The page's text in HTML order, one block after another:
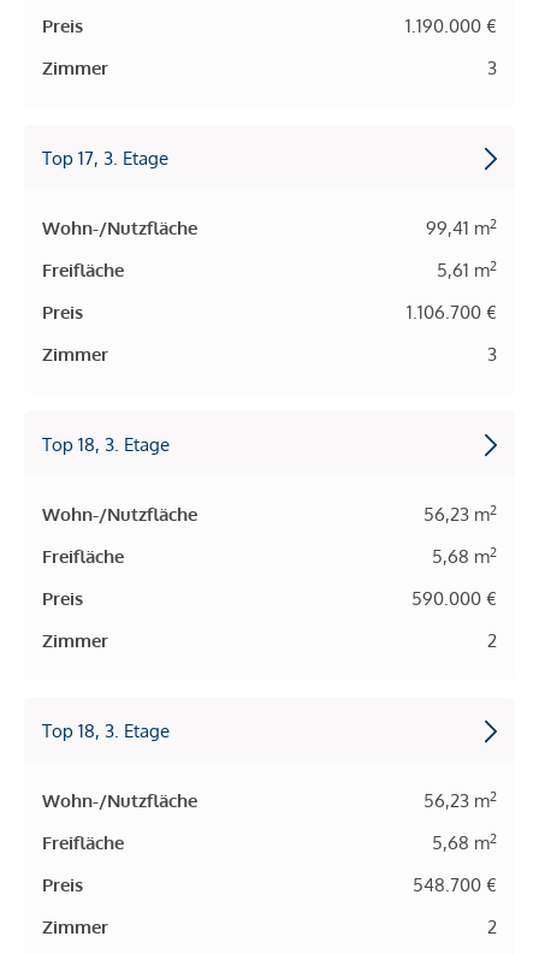
Preis
1.190.000 €
Zimmer
3
Top 17, 3. Etage
Wohn-/Nutzfläche 99,41 m2
Freifläche 5,61 m2
Preis
1.106.700 €
Zimmer
3
Top 18, 3. Etage
Wohn-/Nutzfläche 56,23 m2
Freifläche 5,68 m2
Preis
590.000 €
Zimmer
2
Top 18, 3. Etage
Wohn-/Nutzfläche 56,23 m2
Freifläche 5,68 m2
Preis
548.700 €
Zimmer
2